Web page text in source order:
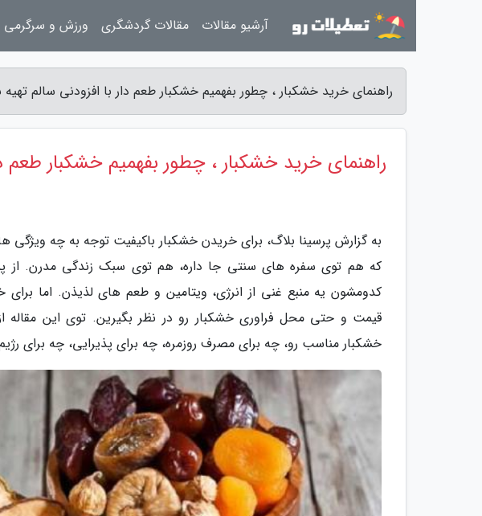
راهنمای خرید خشکبار ، چطور بفهمیم خشکبار طعم دار با افزودنی سالم
راهنمای خرید خشکبار ، چطور بفهمیم خشکبار طعم
به گزارش پرسینا بلاگ، برای خریدن خشکبار باکیفیت توجه به چه
که هم توی سفره های سنتی جا داره، هم توی سبک زندگی مدرن. از
کدومشون یه منبع غنی از انرژی، ویتامین و طعم های لذیذن. اما برای
قیمت و حتی محل فراوری خشکبار رو در نظر بگیرین. توی این مقاله
خشکبار مناسب رو، چه برای مصرف روزمره، چه برای پذیرایی، چه برای
آرشیو مقالات مقالات گردشگری ورزش و سرگرمی